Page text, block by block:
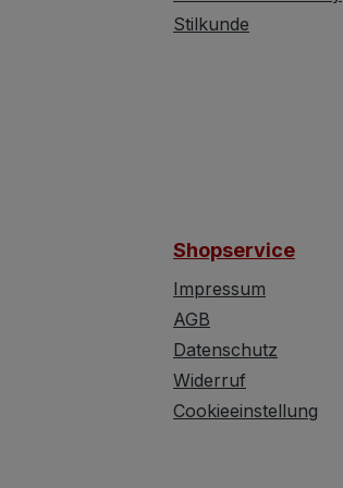
ist mit einer
zeigt das Stück nur
Gebrauchsspuren, die
seine Authentizität
unterstreichen, ohne die
Ästhetik zu
beeinträchtigen.
Stilkunde
Shopservice
Impressum
AGB
Datenschutz
Widerruf
Cookieeinstellung